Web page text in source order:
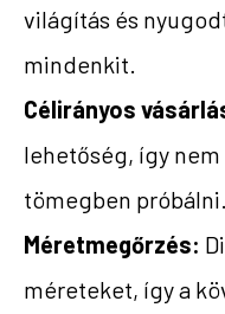
világítás és
mindenkit.
Célirányos
lehetőség, így
tömegben próbálni.
Méretmegőrzés:
méreteket, így a